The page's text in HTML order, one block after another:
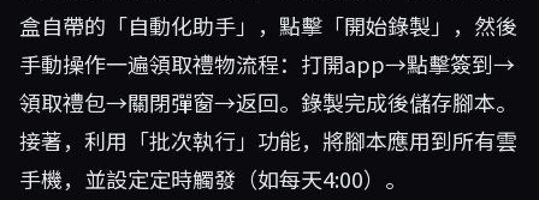
盒自帶的「自動化助手」，點擊「開始錄製」，然後
手動操作一遍領取禮物流程：打開app→點擊簽到→
領取禮包→關閉彈窗→返回。錄製完成後儲存腳本。
接著，利用「批次執行」功能，將腳本應用到所有雲
手機，並設定定時觸發（如每天4:00）。